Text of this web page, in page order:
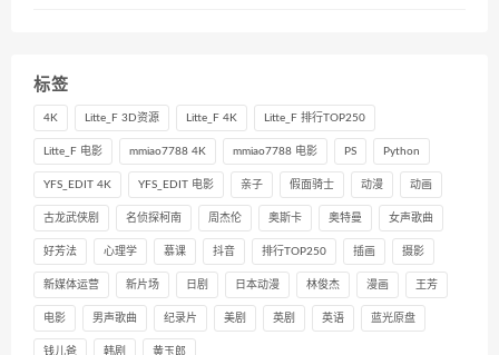
标签
4K Litte_F 3D资源 Litte_F 4K Litte_F 排行TOP250
Litte_F 电影 mmiao7788 4K mmiao7788 电影 PS Python
YFS_EDIT 4K YFS_EDIT 电影 亲子 假面骑士 动漫 动画
古龙武侠剧 名侦探柯南 周杰伦 奥斯卡 奥特曼 女声歌曲
好芳法 心理学 慕课 抖音 排行TOP250 插画 摄影
新媒体运营 新片场 日剧 日本动漫 林俊杰 漫画 王芳
电影 男声歌曲 纪录片 美剧 英剧 英语 蓝光原盘
钱儿爸 韩剧 黄玉郎